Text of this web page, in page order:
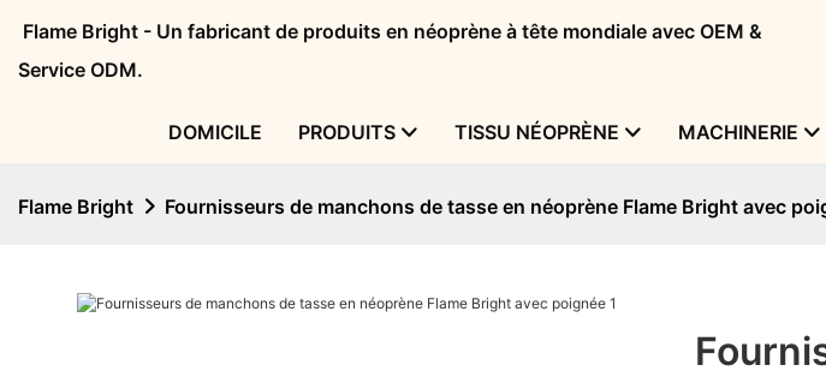
Flame Bright - Un fabricant de produits en néoprène à tête mondiale avec OEM &
Service ODM.
DOMICILE PRODUITS TISSU NÉOPRÈNE MACHINERIE
Flame Bright Fournisseurs de manchons de tasse en néoprène Flame Bright avec